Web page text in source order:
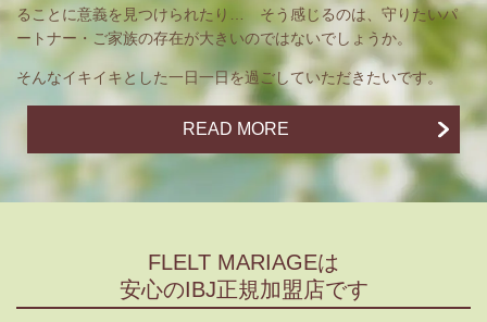
ることに意義を見つけられたり… そう感じるのは、守りたいパ
ートナー・ご家族の存在が大きいのではないでしょうか。
そんなイキイキとした一日一日を過ごしていただきたいです。
READ MORE
FLELT MARIAGEは
安心のIBJ正規加盟店です